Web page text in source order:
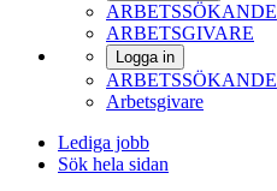
ARBETSSÖKANDE
ARBETSGIVARE
Logga in
ARBETSSÖKANDE
Arbetsgivare
Lediga jobb
Sök hela sidan